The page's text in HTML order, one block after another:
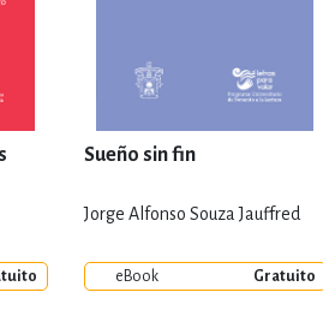
Sueño sin fin
Jorge Alfonso Souza Jauffred
eBook Gratuito